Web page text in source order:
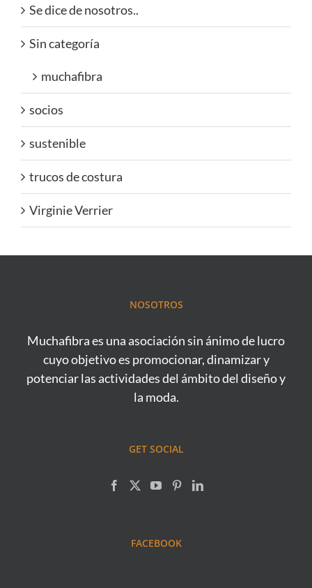
Se dice de nosotros..
Sin categoría
muchafibra
socios
sustenible
trucos de costura
Virginie Verrier
NOSOTROS
Muchafibra es una asociación sin ánimo de lucro
cuyo objetivo es promocionar, dinamizar y
potenciar las actividades del ámbito del diseño y
la moda.
GET SOCIAL
FACEBOOK